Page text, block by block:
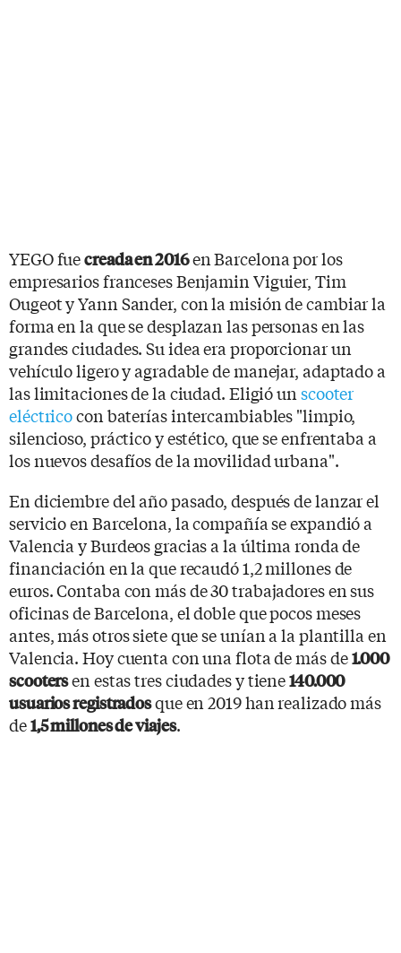
YEGO fuecreada en 2016en Barcelona por los
empresarios franceses Benjamin Viguier, Tim
Ougeot y Yann Sander, con la misión de cambiar la
forma en la que se desplazan las personas en las
grandes ciudades. Su idea era proporcionar un
vehículo ligero y agradable de manejar, adaptado a
las limitaciones de la ciudad. Eligió unscooter
eléctricocon baterías intercambiables "limpio,
silencioso, práctico y estético, que se enfrentaba a
los nuevos desafíos de la movilidad urbana".
En diciembre del año pasado, después de lanzar el
servicio en Barcelona, ​​la compañía se expandió a
Valencia y Burdeos gracias a la última ronda de
financiación en la que recaudó 1,2 millones de
euros. Contaba con más de 30 trabajadores en sus
oficinas de Barcelona, el doble que pocos meses
antes, más otros siete que se unían a la plantilla en
Valencia. Hoy cuenta con una flota de más de1.000
scootersen estas tres ciudades y tiene140.000
usuarios registradosque en 2019 han realizado más
de1,5 millones de viajes.